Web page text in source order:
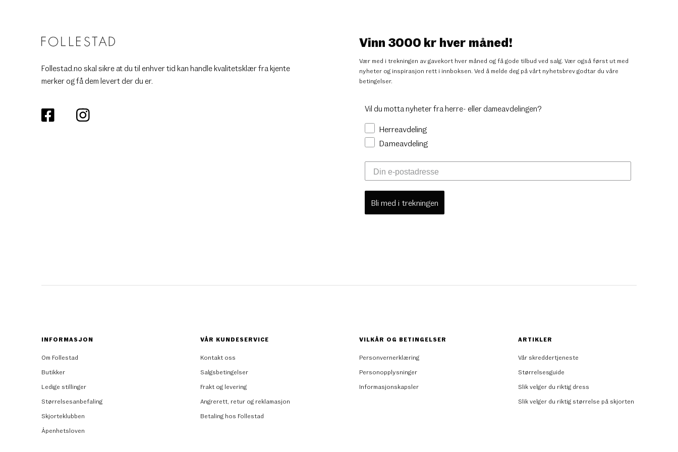
Follestad.no skal sikre at du til enhver tid kan handle kvalitetsklær fra kjente
merker og få dem levert der du er.
Vinn 3000 kr hver måned!
Vær med i trekningen av gavekort hver måned og få gode tilbud ved salg. Vær også først ut med
nyheter og inspirasjon rett i innboksen. Ved å melde deg på vårt nyhetsbrev godtar du våre
betingelser.
Vil du motta nyheter fra herre- eller dameavdelingen?
Herreavdeling
Dameavdeling
Bli med i trekningen
INFORMASJON
Om Follestad
Butikker
Ledige stillinger
Størrelsesanbefaling
Skjorteklubben
Åpenhetsloven
VÅR KUNDESERVICE
Kontakt oss
Salgsbetingelser
Frakt og levering
Angrerett, retur og reklamasjon
Betaling hos Follestad
VILKÅR OG BETINGELSER
Personvernerklæring
Personopplysninger
Informasjonskapsler
ARTIKLER
Vår skreddertjeneste
Størrelsesguide
Slik velger du riktig dress
Slik velger du riktig størrelse på skjorten